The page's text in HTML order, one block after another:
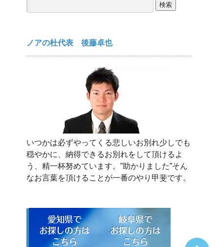
索:
ノアの杜代表 後藤卓也
いつかは必ずやってくる悲しいお別れ少しでも
穏やかに、納得できるお別れをして頂けるよ
う、精一杯努めています。”助かりました”そん
なお言葉を頂けることが一番のやり甲斐です。